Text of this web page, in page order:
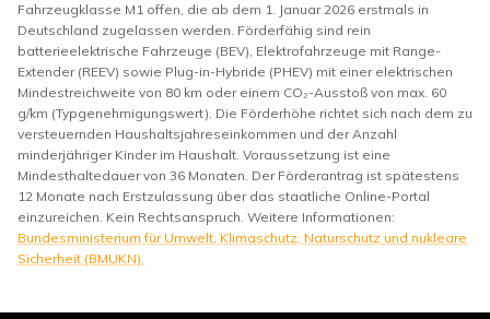
Fahrzeugklasse M1 offen, die ab dem 1. Januar 2026 erstmals in
Deutschland zugelassen werden. Förderfähig sind rein
batterieelektrische Fahrzeuge (BEV), Elektrofahrzeuge mit Range-
Extender (REEV) sowie Plug-in-Hybride (PHEV) mit einer elektrischen
Mindestreichweite von 80 km oder einem CO₂-Ausstoß von max. 60
g/km (Typgenehmigungswert). Die Förderhöhe richtet sich nach dem zu
versteuernden Haushaltsjahreseinkommen und der Anzahl
minderjähriger Kinder im Haushalt. Voraussetzung ist eine
Mindesthaltedauer von 36 Monaten. Der Förderantrag ist spätestens
12 Monate nach Erstzulassung über das staatliche Online-Portal
einzureichen. Kein Rechtsanspruch. Weitere Informationen:
Bundesministerium für Umwelt, Klimaschutz, Naturschutz und nukleare
Sicherheit (BMUKN).